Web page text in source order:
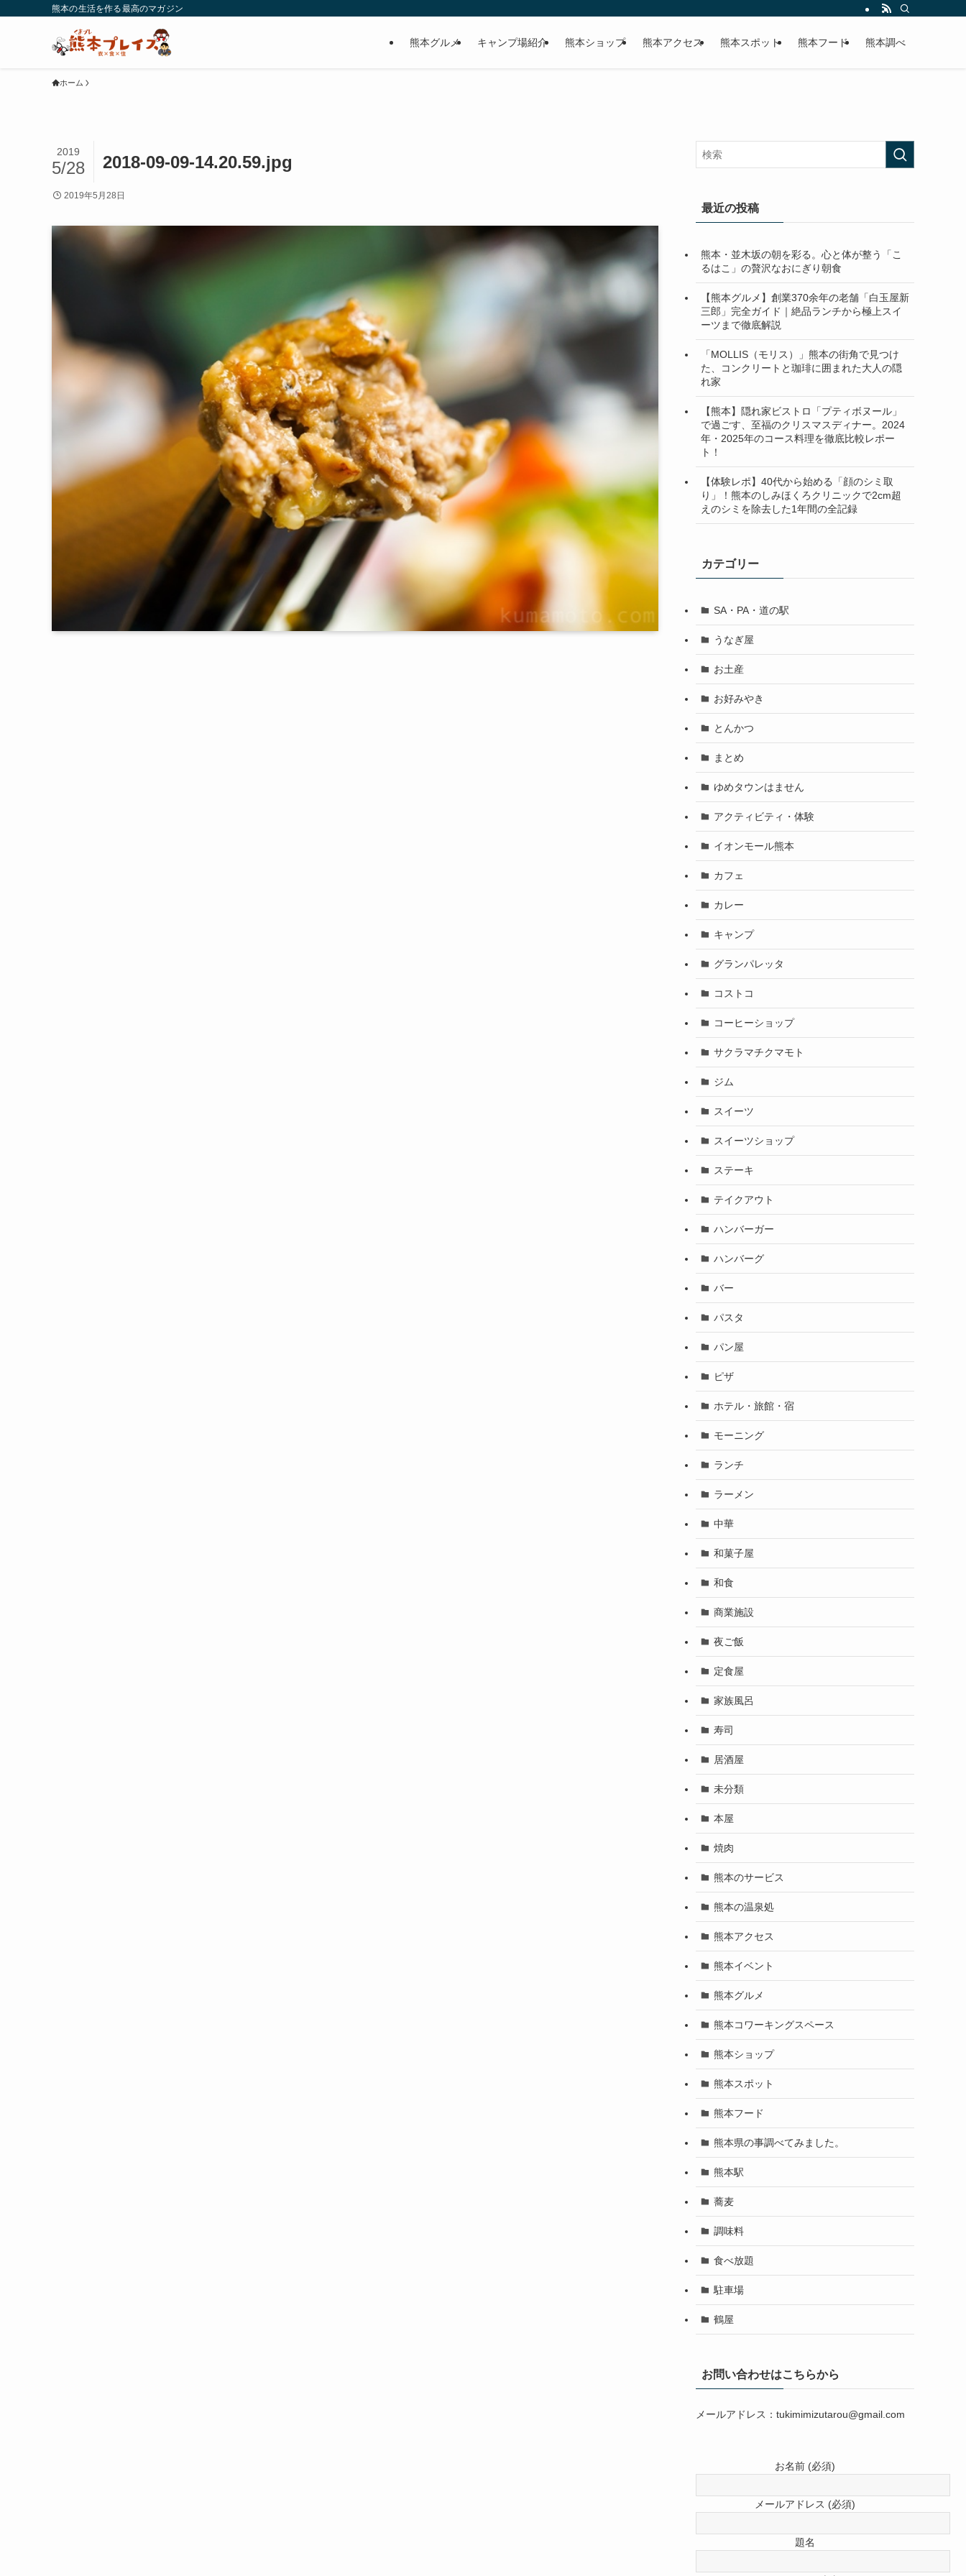
熊本の生活を作る最高のマガジン
熊本グルメ キャンプ場紹介 熊本ショップ 熊本アクセス 熊本スポット 熊本フード 熊本調べ
ホーム
2018-09-09-14.20.59.jpg
2019
5/28
2019年5月28日
最近の投稿
熊本・並木坂の朝を彩る。心と体が整う「こ
るはこ」の贅沢なおにぎり朝食
【熊本グルメ】創業370余年の老舗「白玉屋新
三郎」完全ガイド｜絶品ランチから極上スイ
ーツまで徹底解説
「MOLLIS（モリス）」熊本の街角で見つけ
た、コンクリートと珈琲に囲まれた大人の隠
れ家
【熊本】隠れ家ビストロ「プティボヌール」
で過ごす、至福のクリスマスディナー。2024
年・2025年のコース料理を徹底比較レポー
ト！
【体験レポ】40代から始める「顔のシミ取
り」！熊本のしみほくろクリニックで2cm超
えのシミを除去した1年間の全記録
カテゴリー
SA・PA・道の駅
うなぎ屋
お土産
お好みやき
とんかつ
まとめ
ゆめタウンはません
アクティビティ・体験
イオンモール熊本
カフェ
カレー
キャンプ
グランパレッタ
コストコ
コーヒーショップ
サクラマチクマモト
ジム
スイーツ
スイーツショップ
ステーキ
テイクアウト
ハンバーガー
ハンバーグ
バー
パスタ
パン屋
ピザ
ホテル・旅館・宿
モーニング
ランチ
ラーメン
中華
和菓子屋
和食
商業施設
夜ご飯
定食屋
家族風呂
寿司
居酒屋
未分類
本屋
焼肉
熊本のサービス
熊本の温泉処
熊本アクセス
熊本イベント
熊本グルメ
熊本コワーキングスペース
熊本ショップ
熊本スポット
熊本フード
熊本県の事調べてみました。
熊本駅
蕎麦
調味料
食べ放題
駐車場
鶴屋
お問い合わせはこちらから
メールアドレス：tukimimizutarou@gmail.com
お名前 (必須)
メールアドレス (必須)
題名